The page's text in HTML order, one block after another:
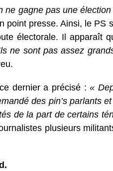
ne gagne pas une
point presse. Ainsi, le PS
électorale. Il apparaît
ne sont pas assez
dernier a précisé :«
des pin’s parlants
de la part de certains
plusieurs